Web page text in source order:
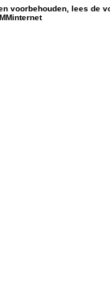
voorbehouden, lees de
MMinternet